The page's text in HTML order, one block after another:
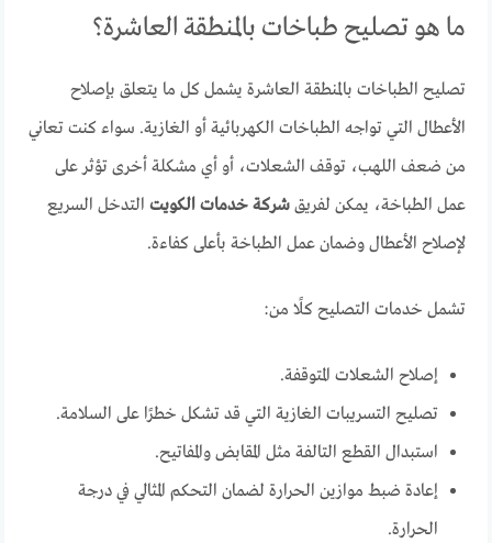
ما هو تصليح طباخات بالمنطقة العاشرة؟
تصليح الطباخات بالمنطقة العاشرة يشمل كل ما يتعلق بإصلاح
الأعطال التي تواجه الطباخات الكهربائية أو الغازية. سواء كنت تعاني
من ضعف اللهب، توقف الشعلات، أو أي مشكلة أخرى تؤثر على
عمل الطباخة، يمكن لفريقشركة خدمات الكويت التدخل السريع
لإصلاح الأعطال وضمان عمل الطباخة بأعلى كفاءة.
تشمل خدمات التصليح كلًا من:
إصلاح الشعلات المتوقفة.
تصليح التسريبات الغازية التي قد تشكل خطرًا على السلامة.
استبدال القطع التالفة مثل المقابض والمفاتيح.
إعادة ضبط موازين الحرارة لضمان التحكم المثالي في درجة
الحرارة.